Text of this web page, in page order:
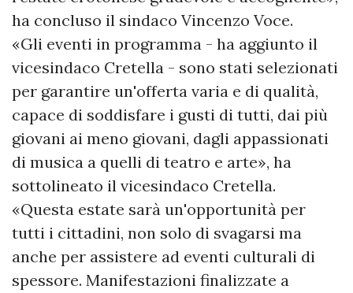
ha concluso il sindaco Vincenzo Voce.
«Gli eventi in programma - ha aggiunto il
vicesindaco Cretella - sono stati selezionati
per garantire un'offerta varia e di qualità,
capace di soddisfare i gusti di tutti, dai più
giovani ai meno giovani, dagli appassionati
di musica a quelli di teatro e arte», ha
sottolineato il vicesindaco Cretella.
«Questa estate sarà un'opportunità per
tutti i cittadini, non solo di svagarsi ma
anche per assistere ad eventi culturali di
spessore. Manifestazioni finalizzate a